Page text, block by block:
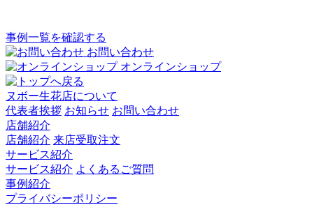
事例一覧を確認する
お問い合わせ
オンラインショップ
ヌボー生花店について
代表者挨拶 お知らせ お問い合わせ
店舗紹介
店舗紹介 来店受取注文
サービス紹介
サービス紹介 よくあるご質問
事例紹介
プライバシーポリシー